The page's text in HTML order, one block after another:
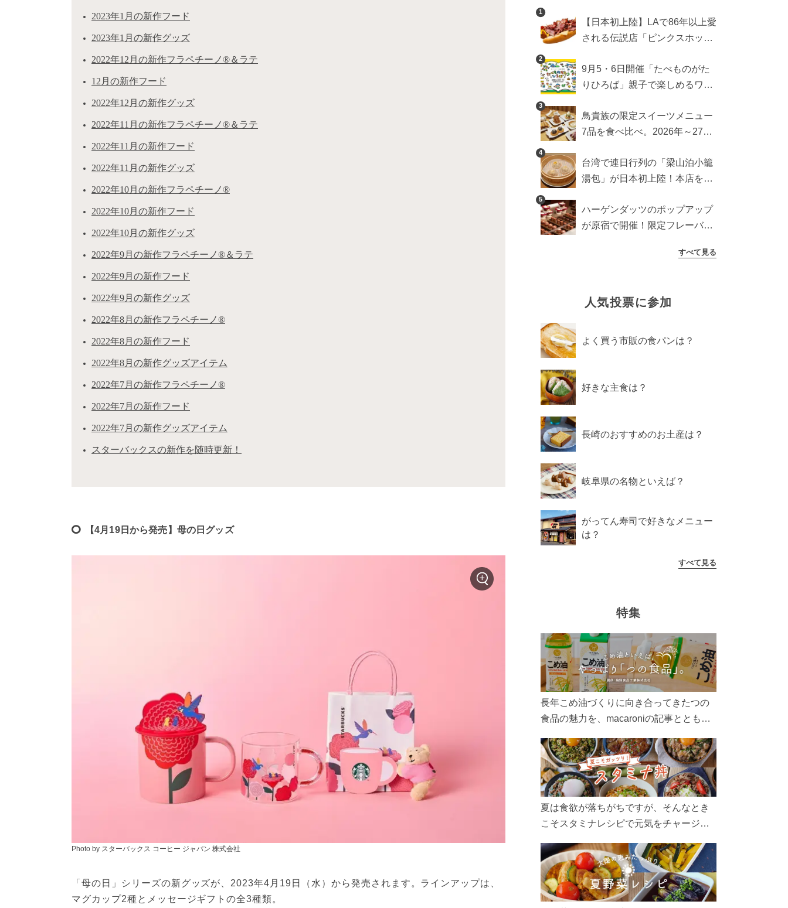
2023年1月の新作フード
2023年1月の新作グッズ
2022年12月の新作フラペチーノ®＆ラテ
12月の新作フード
2022年12月の新作グッズ
2022年11月の新作フラペチーノ®＆ラテ
2022年11月の新作フード
2022年11月の新作グッズ
2022年10月の新作フラペチーノ®
2022年10月の新作フード
2022年10月の新作グッズ
2022年9月の新作フラペチーノ®＆ラテ
2022年9月の新作フード
2022年9月の新作グッズ
2022年8月の新作フラペチーノ®
2022年8月の新作フード
2022年8月の新作グッズアイテム
2022年7月の新作フラペチーノ®
2022年7月の新作フード
2022年7月の新作グッズアイテム
スターバックスの新作を随時更新！
【4月19日から発売】母の日グッズ
Photo by スターバックス コーヒー ジャパン 株式会社
「母の日」シリーズの新グッズが、2023年4月19日（水）から発売されます。ラインアップは、
マグカップ2種とメッセージギフトの全3種類。
1
【日本初上陸】LAで86年以上愛
される伝説店「ピンクスホット
ットドッグブーム到来!?
2
9月5・6日開催「たべものがた
りひろば」親子で楽しめるワー
ーなどをご紹介
3
鳥貴族の限定スイーツメニュー
7品を食べ比べ。2026年～27年
4
台湾で連日行列の「梁山泊小籠
湯包」が日本初上陸！本店を知
5
ハーゲンダッツのポップアップ
が原宿で開催！限定フレーバー
すべて見る
人気投票に参加
よく買う市販の食パンは？
好きな主食は？
長崎のおすすめのお土産は？
岐阜県の名物といえば？
がってん寿司で好きなメニュー
は？
すべて見る
特集
長年こめ油づくりに向き合ってきたつの
食品の魅力を、macaroniの記事とともに
ん、製造現場や品質へのこだわりまで。
こめ油をもっと好きになるコンテンツを
ぜひお楽しみください。
夏は食欲が落ちがちですが、そんなとき
こそスタミナレシピで元気をチャージ！
リ食べて、夏バテを吹き飛ばしましょ
う！